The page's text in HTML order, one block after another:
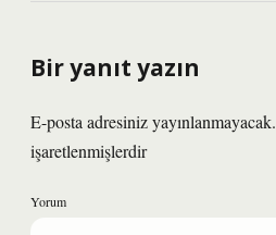
Bir yanıt yazın
E-posta adresiniz yayınlanmayacak.
işaretlenmişlerdir
Yorum